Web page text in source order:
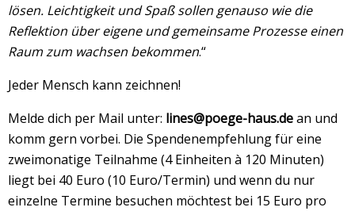
lösen. Leichtigkeit und Spaß sollen genauso wie die
Reflektion über eigene und gemeinsame Prozesse einen
Raum zum wachsen bekommen.“
Jeder Mensch kann zeichnen!
Melde dich per Mail unter: lines@poege-haus.dean und
komm gern vorbei. Die Spendenempfehlung für eine
zweimonatige Teilnahme (4 Einheiten à 120 Minuten)
liegt bei 40 Euro (10 Euro/Termin) und wenn du nur
einzelne Termine besuchen möchtest bei 15 Euro pro